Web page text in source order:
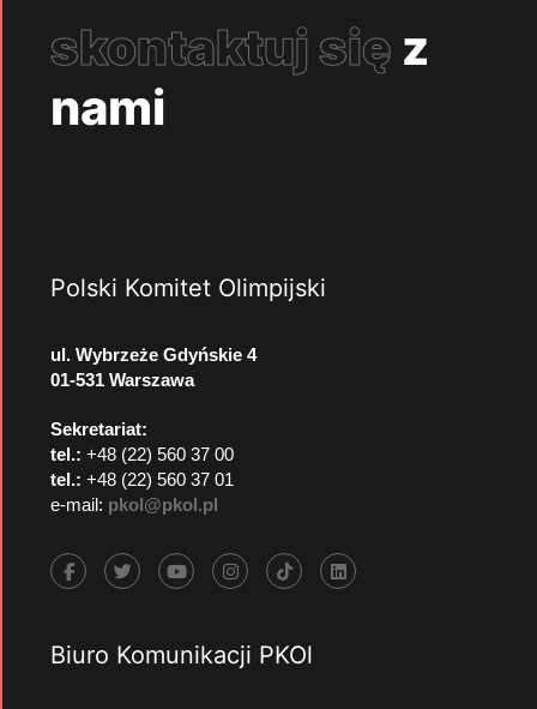
skontaktuj się z
nami
Polski Komitet Olimpijski
ul. Wybrzeże Gdyńskie 4
01-531 Warszawa
Sekretariat:
tel.: +48 (22) 560 37 00
tel.: +48 (22) 560 37 01
e-mail: pkol@pkol.pl
Biuro Komunikacji PKOl